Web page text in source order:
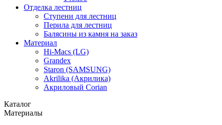
Отделка лестниц
Ступени для лестниц
Перила для лестниц
Балясины из камня на заказ
Материал
Hi-Macs (LG)
Grandex
Staron (SAMSUNG)
Akrilika (Акрилика)
Акриловый Corian
Каталог
Материалы